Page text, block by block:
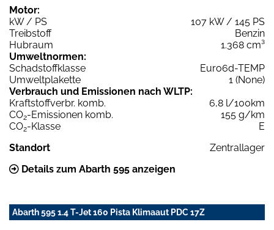
Motor:
kW / PS
107 kW / 145 PS
Treibstoff
Benzin
Hubraum
1.368 cm³
Umweltnormen:
Schadstoffklasse
Euro6d-TEMP
Umweltplakette
1 (None)
Verbrauch und Emissionen nach WLTP:
Kraftstoffverbr. komb.
6,8 l/100km
CO2-Emissionen komb.
155 g/km
CO2-Klasse
E
Standort
Zentrallager
Details zum Abarth 595 anzeigen
Abarth 595 1.4 T-Jet 160 Pista Klimaaut PDC 17Z